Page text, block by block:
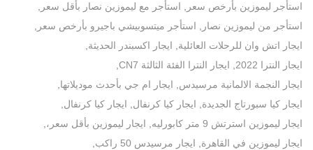
استأجر ليموزين بأرخص سعر , استأجر مع ليموزين نصار بأقل سعر ,
استأجر من ليموزين نصار , استأجر ميتسوبيشي باجيرو بأرخص سعر ,
ايجار اتش وان للرحلات العائلية, ايجار اكسبندر الحديثة,
ايجار النترا 2022
, ايجار النترا الفئة الثالثة CN7
,
ايجار النجمة الالمانية مرسيدس, ايجار ام جي بأحدث موديلاتها,
ايجار كيا سبورتاج الجديدة, ايجار كيا كرنفال, ايجار كيا كرنفال,
ايجار ليموزين استرتش 9 متر كابورليه
, ايجار ليموزين بأقل سعر،,
ايجار ليموزين في القاهرة, ايجار مرسيدس 50 راكب
,